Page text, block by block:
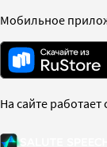
Мобильное
На сайте работает